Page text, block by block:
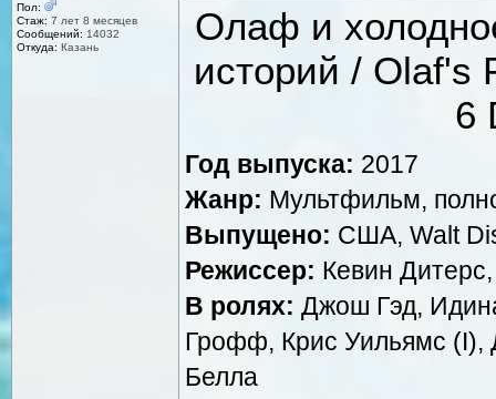
Пол:
Стаж: 7 лет 8 месяцев
Сообщений: 14032
Откуда: Казань
Олаф и
историй / Olaf's
6
Год выпуска: 2017
Жанр: Мультфильм,
Выпущено: США, Walt
Режиссер: Кевин
В ролях: Джош Гэд,
Грофф, Крис Уильямс (I),
Белла